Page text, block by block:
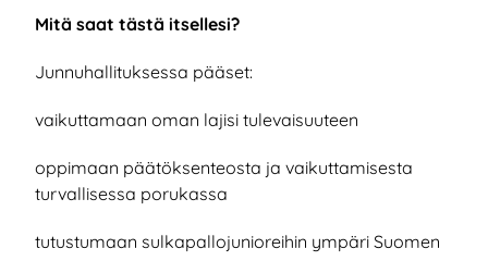
Mitä saat tästä itsellesi?
Junnuhallituksessa pääset:
vaikuttamaan oman lajisi tulevaisuuteen
oppimaan päätöksenteosta ja vaikuttamisesta
turvallisessa porukassa
tutustumaan sulkapallojunioreihin ympäri Suomen